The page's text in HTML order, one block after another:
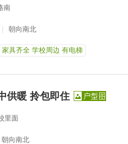
南
朝向南北
家具齐全 学校周边 有电梯
供暖 拎包即住
里面
朝向南北